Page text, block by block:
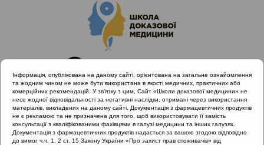
Головна
Матеріали за МКХ-11
12 Хвороби органів дихання
Інформація, опублікована на даному сайті, орієнтована на загальне ознайомлення
та жодним чином не може бути використана в якості медичних, практичних або
комерційних рекомендацій. У зв’язку з цим, Сайт «Школи доказової медицини» не
несе жодної відповідальності за негативні наслідки, отримані через використання
матеріалів, викладених на даному сайті. Документація з фармацевтичних продуктів
не є рекламою та не призначена для того, щоб використовувати її замість
консультації з кваліфікованими фахівцями в галузі медицини та інших галузях.
Документація з фармацевтичних продуктів надається за вашою згодою відповідно
до вимог ч.ч. 1, 2 ст. 15 Закону України «Про захист прав споживачів» від